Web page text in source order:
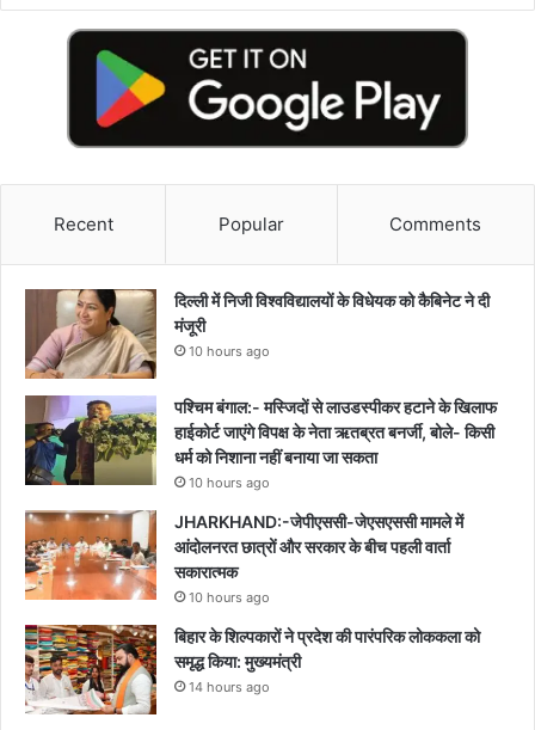
Recent Popular Comments
दिल्ली में निजी विश्वविद्यालयों के विधेयक को कैबिनेट ने दी
मंजूरी
10 hours ago
पश्चिम बंगाल:- मस्जिदों से लाउडस्पीकर हटाने के खिलाफ
हाईकोर्ट जाएंगे विपक्ष के नेता ऋतब्रत बनर्जी, बोले- किसी
धर्म को निशाना नहीं बनाया जा सकता
10 hours ago
JHARKHAND:-जेपीएससी-जेएसएससी मामले में
आंदोलनरत छात्रों और सरकार के बीच पहली वार्ता
सकारात्मक
10 hours ago
बिहार के शिल्पकारों ने प्रदेश की पारंपरिक लोककला को
समृद्ध किया: मुख्यमंत्री
14 hours ago